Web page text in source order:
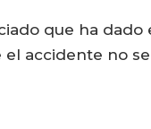
que ha
accidente no